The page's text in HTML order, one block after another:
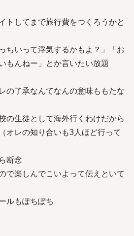
トしてまで旅行費をつくろうかと
ちいって浮気するかもよ？」「お
もんねー」とか言いたい放題
の了承なんてなんの意味ももたな
の生徒として海外行くわけだから
オレの知り合いも3人ほど行って
断念
で楽しんでこいよって伝えといて
ルもぽちぽち